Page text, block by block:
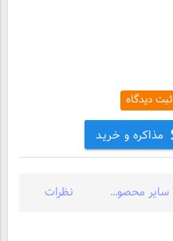
ثبت دیدگاه
مذاکره و خرید
سایر محصولات شرکت نظرات